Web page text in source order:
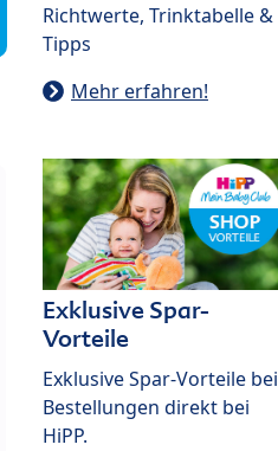
Richtwerte, Trinktabelle &
Tipps
Mehr erfahren!
Exklusive Spar-
Vorteile
Exklusive Spar-Vorteile bei
Bestellungen direkt bei
HiPP.